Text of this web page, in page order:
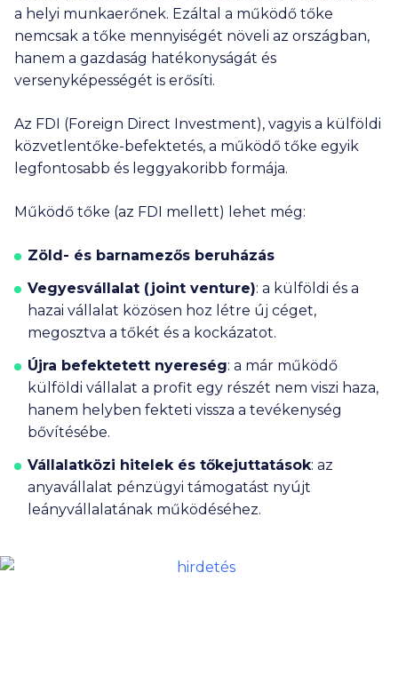
a helyi munkaerőnek. Ezáltal a működő tőke
nemcsak a tőke mennyiségét növeli az országban,
hanem a gazdaság hatékonyságát és
versenyképességét is erősíti.
Az FDI (Foreign Direct Investment), vagyis a külföldi
közvetlentőke-befektetés, a működő tőke egyik
legfontosabb és leggyakoribb formája.
Működő tőke (az FDI mellett) lehet még:
Zöld- és barnamezős beruházás
Vegyesvállalat (joint venture): a külföldi és a
hazai vállalat közösen hoz létre új céget,
megosztva a tőkét és a kockázatot.
Újra befektetett nyereség: a már működő
külföldi vállalat a profit egy részét nem viszi haza,
hanem helyben fekteti vissza a tevékenység
bővítésébe.
Vállalatközi hitelek és tőkejuttatások: az
anyavállalat pénzügyi támogatást nyújt
leányvállalatának működéséhez.